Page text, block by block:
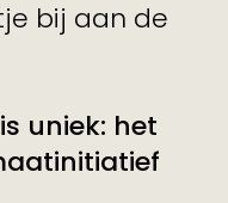
bij aan de
uniek: het